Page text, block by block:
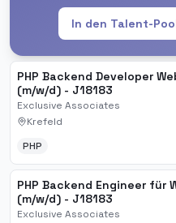
In den Talent-
PHP Backend Developer
(m/w/d) - J18183
Exclusive Associates
Krefeld
PHP
PHP Backend Engineer für
(m/w/d) - J18183
Exclusive Associates